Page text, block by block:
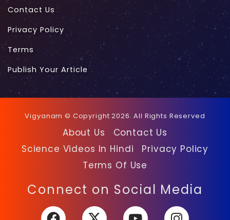
Contact Us
Privacy Policy
Terms
Publish Your Article
Vigyanam © Copyright 2026. All Rights Reserved
About Us
Contact Us
Science Videos In Hindi
Privacy Policy
Terms Of Use